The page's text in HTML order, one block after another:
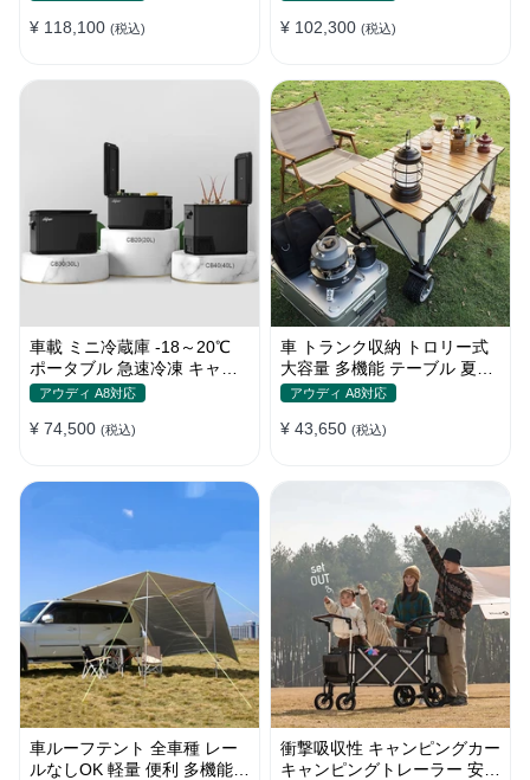
¥ 118,100 (税込) ¥ 102,300 (税込)
車載 ミニ冷蔵庫 -18～20℃
ポータブル 急速冷凍 キャン
プ アウトドア 車中泊 静音
アウディ A8対応
¥ 74,500 (税込)
車 トランク収納 トロリー式
大容量 多機能 テーブル 夏ド
ライブ キャンプ ピクニック
アウディ A8対応
¥ 43,650 (税込)
車ルーフテント 全車種 レー
ルなしOK 軽量 便利 多機能
衝撃吸収性 キャンピングカー
キャンピングトレーラー 安全